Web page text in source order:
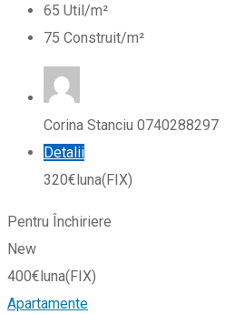
65 Util/m²
75 Construit/m²
Corina Stanciu 0740288297
Detalii
320€luna(FIX)
Pentru Închiriere
New
400€luna(FIX)
Apartamente